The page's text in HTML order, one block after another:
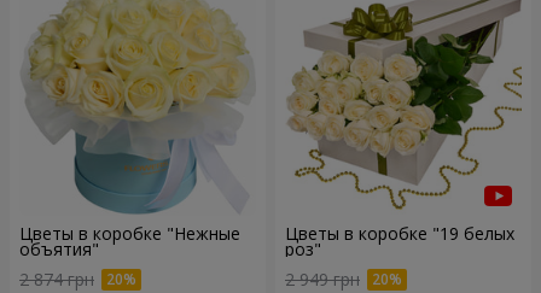
Цветы в коробке "Нежные
объятия"
2 874 грн
Цветы в коробке "19 белых
роз"
2 949 грн